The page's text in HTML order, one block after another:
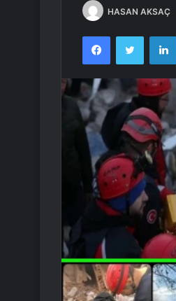
HASAN AKSAÇ
FacebookTwitter